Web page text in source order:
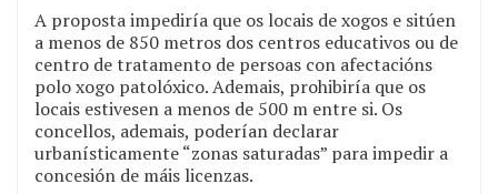
A proposta impediría que os locais de xogos e sitúen
a menos de 850 metros dos centros educativos ou de
centro de tratamento de persoas con afectacións
polo xogo patolóxico. Ademais, prohibiría que os
locais estivesen a menos de 500 m entre si. Os
concellos, ademais, poderían declarar
urbanísticamente “zonas saturadas” para impedir a
concesión de máis licenzas.